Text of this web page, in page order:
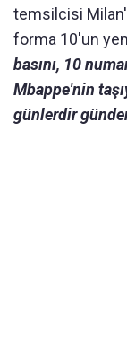
temsilcisi
forma 10'un
basını, 10
Mbappe'nin
günlerdir